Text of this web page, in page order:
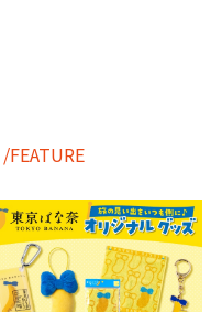
/FEATURE